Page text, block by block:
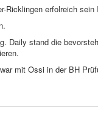
Ricklingen erfolreich
Daily stand die
mit Ossi in der BH